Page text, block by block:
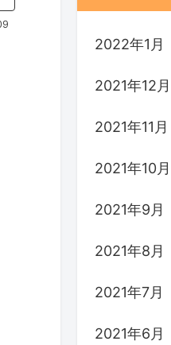
2022年1月
2021年12月
2021年11月
2021年10月
2021年9月
2021年8月
2021年7月
2021年6月